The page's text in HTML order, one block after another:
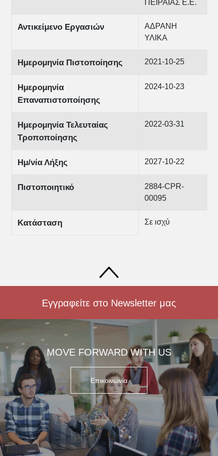
ΠΕΙΡΑΙΑΣ Ε.Ε.
Αντικείμενο Εργασιών
ΑΔΡΑΝΗ
ΥΛΙΚΑ
Ημερομηνία Πιστοποίησης 2021-10-25
Ημερομηνία
Επαναπιστοποίησης
2024-10-23
Ημερομηνία Τελευταίας
Τροποποίησης
2022-03-31
Ημ/νία Λήξης 2027-10-22
Πιστοποιητικό
2884-CPR-
00095
Κατάσταση Σε ισχύ
Εγγραφείτε στο Newsletter μας
MOVE FORWARD WITH US
Επικοινωνία